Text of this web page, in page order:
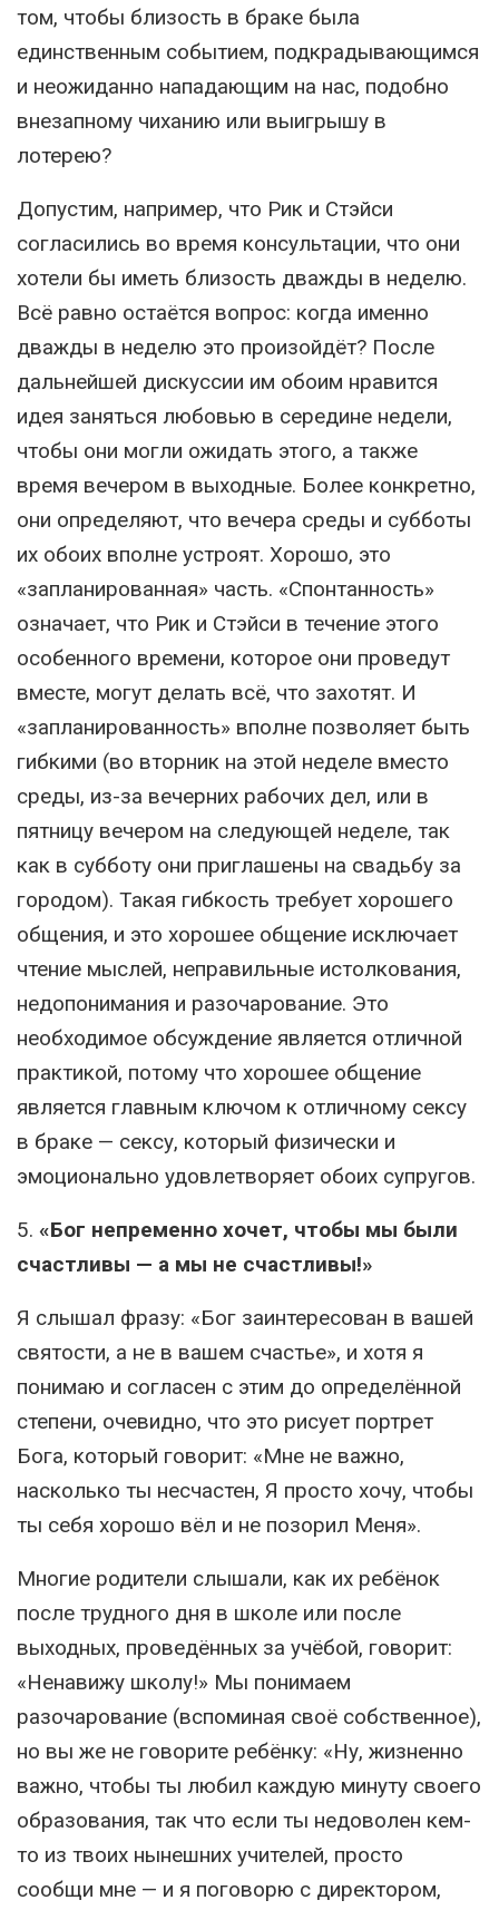
том, чтобы близость в браке была
единственным событием, подкрадывающимся
и неожиданно нападающим на нас, подобно
внезапному чиханию или выигрышу в
лотерею?
Допустим, например, что Рик и Стэйси
согласились во время консультации, что они
хотели бы иметь близость дважды в неделю.
Всё равно остаётся вопрос: когда именно
дважды в неделю это произойдёт? После
дальнейшей дискуссии им обоим нравится
идея заняться любовью в середине недели,
чтобы они могли ожидать этого, а также
время вечером в выходные. Более конкретно,
они определяют, что вечера среды и субботы
их обоих вполне устроят. Хорошо, это
«запланированная» часть. «Спонтанность»
означает, что Рик и Стэйси в течение этого
особенного времени, которое они проведут
вместе, могут делать всё, что захотят. И
«запланированность» вполне позволяет быть
гибкими (во вторник на этой неделе вместо
среды, из-за вечерних рабочих дел, или в
пятницу вечером на следующей неделе, так
как в субботу они приглашены на свадьбу за
городом). Такая гибкость требует хорошего
общения, и это хорошее общение исключает
чтение мыслей, неправильные истолкования,
недопонимания и разочарование. Это
необходимое обсуждение является отличной
практикой, потому что хорошее общение
является главным ключом к отличному сексу
в браке — сексу, который физически и
эмоционально удовлетворяет обоих супругов.
5. «Бог непременно хочет, чтобы мы были
счастливы — а мы не счастливы!»
Я слышал фразу: «Бог заинтересован в вашей
святости, а не в вашем счастье», и хотя я
понимаю и согласен с этим до определённой
степени, очевидно, что это рисует портрет
Бога, который говорит: «Мне не важно,
насколько ты несчастен, Я просто хочу, чтобы
ты себя хорошо вёл и не позорил Меня».
Многие родители слышали, как их ребёнок
после трудного дня в школе или после
выходных, проведённых за учёбой, говорит:
«Ненавижу школу!» Мы понимаем
разочарование (вспоминая своё собственное),
но вы же не говорите ребёнку: «Ну, жизненно
важно, чтобы ты любил каждую минуту своего
образования, так что если ты недоволен кем-
то из твоих нынешних учителей, просто
сообщи мне — и я поговорю с директором,